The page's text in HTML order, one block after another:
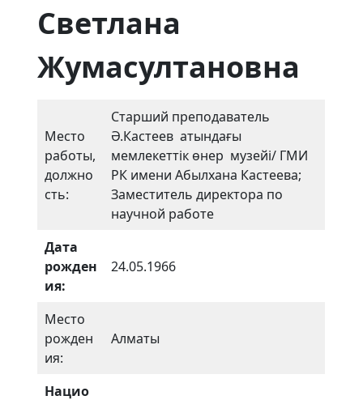
Светлана
Жумасултановна
Место
работы,
должно
сть:
Старший преподаватель
Ә.Кастеев атындағы
мемлекеттік өнер музейі/ ГМИ
РК имени Абылхана Кастеева;
Заместитель директора по
научной работе
Дата
рожден
ия:
24.05.1966
Место
рожден
ия:
Алматы
Нацио